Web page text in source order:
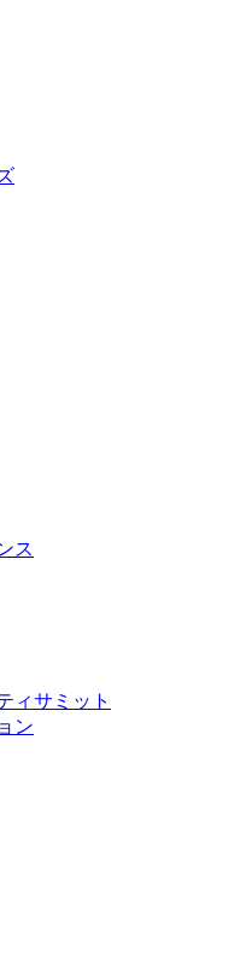
ス
ィサミット
ン